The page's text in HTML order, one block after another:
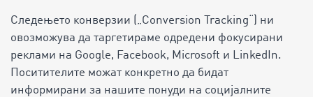
Следењето конверзии („Conversion Tracking“) ни
овозможува да таргетираме одредени фокусирани
реклами на Google, Facebook, Microsoft и LinkedIn.
Поситителите можат конкретно да бидат
информирани за нашите понуди на социјалните